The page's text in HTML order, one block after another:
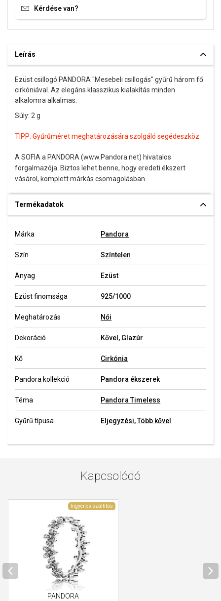
Kérdése van?
Leírás
Ezüst csillogó PANDORA "Mesebeli csillogás" gyűrű három fő
cirkóniával. Az elegáns klasszikus kialakítás minden
alkalomra alkalmas.
Súly: 2 g
TIPP: Gyűrűméret meghatározására szolgáló segédeszköz
A SOFIA a PANDORA (www.Pandora.net) hivatalos
forgalmazója. Biztos lehet benne, hogy eredeti ékszert
vásárol, komplett márkás csomagolásban.
Termékadatok
Márka Pandora
Szín Színtelen
Anyag Ezüst
Ezüst finomsága 925/1000
Meghatározás Női
Dekoráció Kővel, Glazúr
Kő Cirkónia
Pandora kollekció Pandora ékszerek
Téma Pandora Timeless
Gyűrű típusa Eljegyzési,Több kővel
Kapcsolódó
Ingyenes szállítás
PANDORA